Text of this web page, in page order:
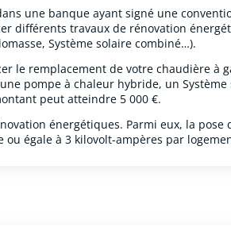
une banque ayant signé une
travaux de rénovation
Système solaire combiné…).
le remplacement de votre chaudière à
pompe à chaleur hybride, un
peut atteindre 5 000 €.
énergétiques. Parmi eux, la
égale à 3 kilovolt-ampères par